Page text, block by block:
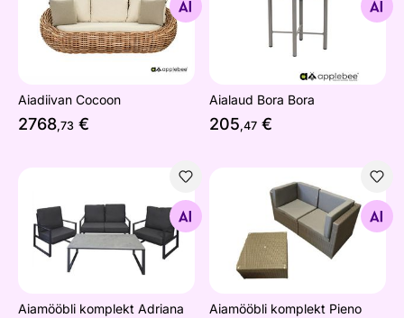
Otsi sarnaseid
Aiadiivan Cocoon
2768,73 €
Aialaud Bora Bora
205,47 €
Otsi sarnaseid
Aiamööbli komplekt Adriana
Aiamööbli komplekt Pieno
Otsi sarnaseid
Aiamööbli komplekt Pieno